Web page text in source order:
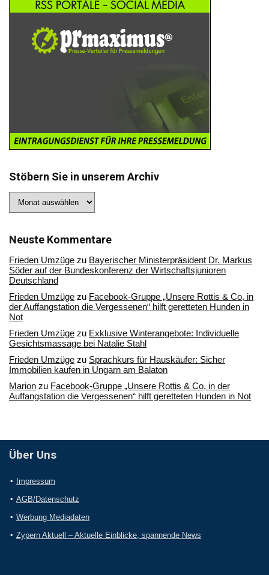
Stöbern Sie in unserem Archiv
Sie
Archiv
Neuste Kommentare
Frieden Umzüge zu Bayerischer Ministerpräsident Dr. Markus
Söder auf der Bundeskonferenz der Wirtschaftsjunioren
Deutschland
Frieden Umzüge zu Facebook-Gruppe „Unsere Rottis & Co, in
der Auffangstation die Vergessenen“ hilft geretteten Hunden in
Not
Frieden Umzüge zu Exklusive Winterangebote: Individuelle
Gesichtsmassage bei Natalie Stahl
Frieden Umzüge zu Sprachkurs für Hauskäufer: Sicher
Immobilien kaufen in Ungarn am Balaton
Marion zu Facebook-Gruppe „Unsere Rottis & Co, in der
Auffangstation die Vergessenen“ hilft geretteten Hunden in Not
Über Uns
Impressum
AGB/Datenschutz
Werbung Mediadaten
Zypern Aktuell – Aktuelle Einblicke, spannende News